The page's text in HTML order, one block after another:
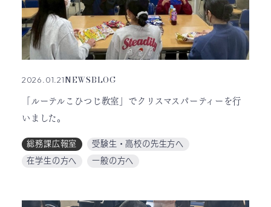
2026.01.21NEWSBLOG
「ルーテルこひつじ教室」でクリスマスパーティーを行
いました。
総務課広報室
受験生・高校の先生方へ
在学生の方へ
一般の方へ